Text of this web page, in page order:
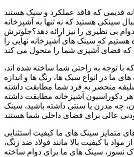
قدیمی که فاقد عملکرد و سبک هستند
سینکی هستید که نه تنها به آشپزخانه
بی نظیری را نیز ارائه دهد؟جلوترش
هستیم که سینک های آشپزخانه نهایی را
با توجه به راحتی شما ساخته شده اند،
ما در انواع سبک ها، رنگ ها و اندازه
منحصر به فرد شما مطابقت داشته
هر دکوراسیون آشپزخانه مطابقت داشته
چه مدرن یا سنتی داشته باشید، سینک
متمایز سینک های ما کیفیت استثنایی
مواد با کیفیت بالا مانند فولاد ضد زنگ،
نسوز، سینک های ما برای دوام ساخته